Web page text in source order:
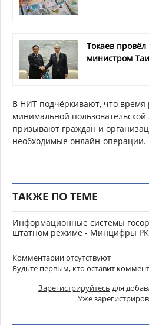
Токаев
министром
В НИТ подчёркивают, что время
минимальной пользовательской
призывают граждан и
необходимые онлайн-операции.
ТАКЖЕ ПО ТЕМЕ
Информационные системы
штатном режиме - Минцифры РК
Комментарии отсутствуют
Будьте первым, кто оставит
Зарегистрируйтесь для
Уже